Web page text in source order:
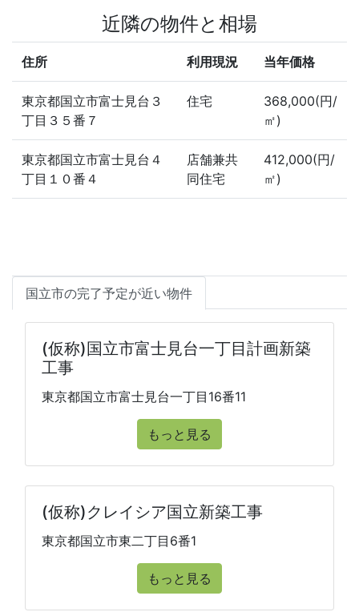
近隣の物件と相場
住所 利用現況 当年価格
東京都国立市富士見台３
丁目３５番７
住宅
368,000(円/
㎡)
東京都国立市富士見台４
丁目１０番４
店舗兼共
同住宅
412,000(円/
㎡)
国立市の完了予定が近い物件
(仮称)国立市富士見台一丁目計画新築
工事
東京都国立市富士見台一丁目16番11
もっと見る
(仮称)クレイシア国立新築工事
東京都国立市東二丁目6番1
もっと見る